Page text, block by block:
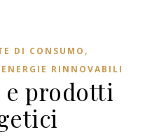
DI CONSUMO ,
ENERGIE RINNOVABILI
e prodotti